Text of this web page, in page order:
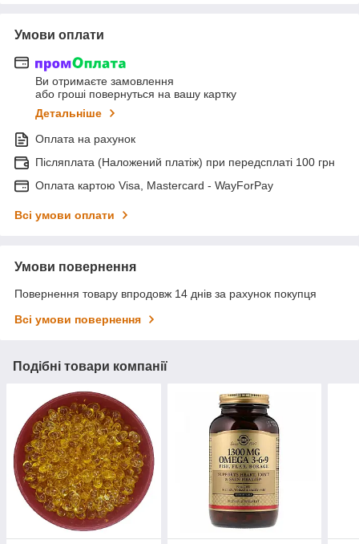
Умови оплати
Ви отримаєте замовлення
або гроші повернуться на вашу картку
Детальніше
Оплата на рахунок
Післяплата (Наложений платіж) при передсплаті 100 грн
Оплата картою Visa, Mastercard - WayForPay
Всі умови оплати
Умови повернення
Повернення товару впродовж 14 днів за рахунок покупця
Всі умови повернення
Подібні товари компанії